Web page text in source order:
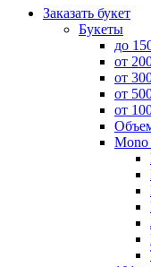
Заказать букет
Букеты
до
от
от
от
от
Mono